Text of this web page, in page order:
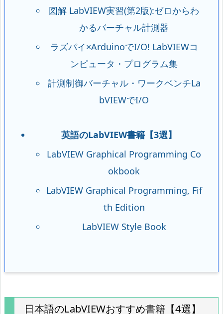
図解 LabVIEW実習(第2版):ゼロからわ
かるバーチャル計測器
ラズパイ×ArduinoでI/O! LabVIEWコ
ンピュータ・プログラム集
計測制御バーチャル・ワークベンチLa
bVIEWでI/O
英語のLabVIEW書籍【3選】
LabVIEW Graphical Programming Co
okbook
LabVIEW Graphical Programming, Fif
th Edition
LabVIEW Style Book
日本語のLabVIEWおすすめ書籍【4選】